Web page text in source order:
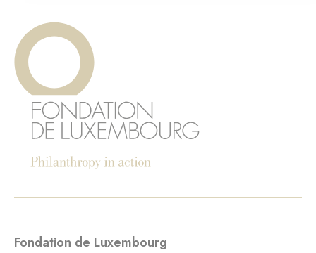
Fondation de Luxembourg